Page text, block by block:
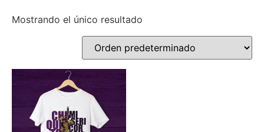
Mostrando el único resultado